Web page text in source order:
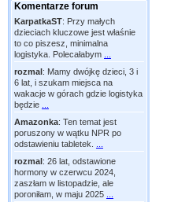
Komentarze forum
KarpatkaST: Przy małych
dzieciach kluczowe jest właśnie
to co piszesz, minimalna
logistyka. Polecałabym
rozmal: Mamy dwójkę dzieci, 3 i
6 lat, i szukam miejsca na
wakacje w górach gdzie logistyka
będzie
Amazonka: Ten temat jest
poruszony w wątku NPR po
odstawieniu tabletek.
rozmal: 26 lat, odstawione
hormony w czerwcu 2024,
zaszłam w listopadzie, ale
poroniłam, w maju 2025